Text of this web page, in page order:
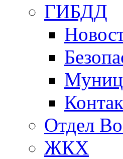
ГИБДД
Отдел
ЖКХ